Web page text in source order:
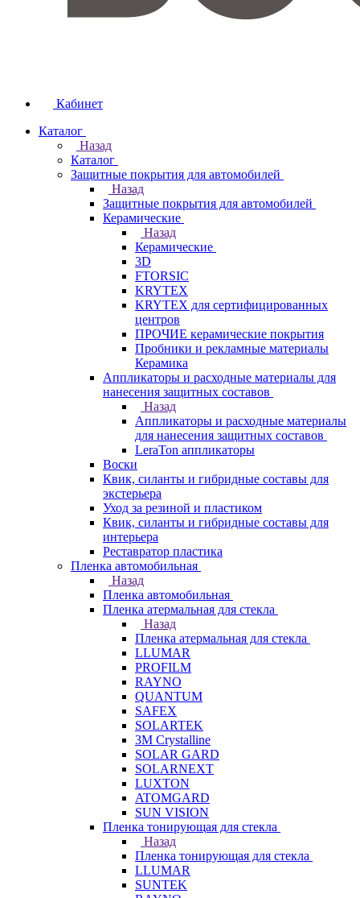
Кабинет
Каталог
Назад
Каталог
Защитные покрытия для автомобилей
Назад
Защитные покрытия для автомобилей
Керамические
Назад
Керамические
3D
FTORSIC
KRYTEX
KRYTEX для сертифицированных
центров
ПРОЧИЕ керамические покрытия
Пробники и рекламные материалы
Керамика
Аппликаторы и расходные материалы для
нанесения защитных составов
Назад
Аппликаторы и расходные материалы
для нанесения защитных составов
LeraTon аппликаторы
Воски
Квик, силанты и гибридные составы для
экстерьера
Уход за резиной и пластиком
Квик, силанты и гибридные составы для
интерьера
Реставратор пластика
Пленка автомобильная
Назад
Пленка автомобильная
Пленка атермальная для стекла
Назад
Пленка атермальная для стекла
LLUMAR
PROFILM
RAYNO
QUANTUM
SAFEX
SOLARTEK
3M Crystalline
SOLAR GARD
SOLARNEXT
LUXTON
ATOMGARD
SUN VISION
Пленка тонирующая для стекла
Назад
Пленка тонирующая для стекла
LLUMAR
SUNTEK